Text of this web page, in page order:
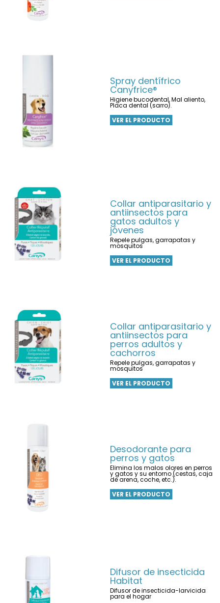
Spray dentífrico
Canyfrice®
Higiene bucodental, Mal aliento,
Placa dental (sarro).
VER EL PRODUCTO
Collar antiparasitario y
antiinsectos para
gatos adultos y
jóvenes
Repele pulgas, garrapatas y
mosquitos
VER EL PRODUCTO
Collar antiparasitario y
antiinsectos para
perros adultos y
cachorros
Repele pulgas, garrapatas y
mosquitos
VER EL PRODUCTO
Desodorante para
perros y gatos
Elimina los malos olores en perros
y gatos y su entorno (cestas, caja
de arena, coche, etc.).
VER EL PRODUCTO
Difusor de insecticida
Habitat
Difusor de insecticida-larvicida
para el hogar